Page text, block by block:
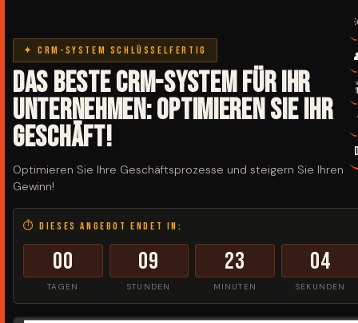
✦ CRM-System schlüsselfertig
Das beste CRM-System für Ihr
Unternehmen: Optimieren Sie Ihr
Geschäft!
Optimieren Sie Ihre Geschäftsprozesse und steigern Sie Ihren
Gewinn!
⏱ Dieses Angebot endet in:
00
TAGEN
09
STUNDEN
23
MINUTEN
04
SEKUNDEN